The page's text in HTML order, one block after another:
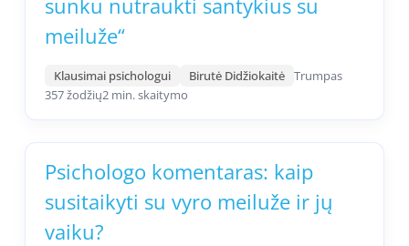
sunku nutraukti santykius su
meiluže“
Klausimai psichologui Birutė Didžiokaitė Trumpas
357 žodžių2 min. skaitymo
Psichologo komentaras: kaip
susitaikyti su vyro meiluže ir jų
vaiku?